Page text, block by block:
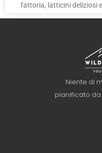
fattoria, latticini deliziosi
Niente di
pianificato